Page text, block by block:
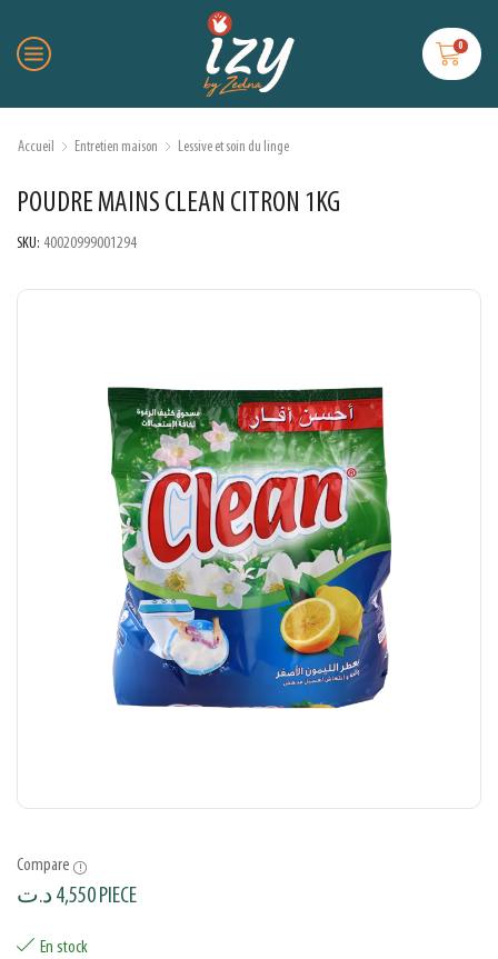
0
Accueil Entretien maison Lessive et soin du linge
POUDRE MAINS CLEAN CITRON 1KG
SKU: 40020999001294
Compare
4,550د.ت PIECE
En stock